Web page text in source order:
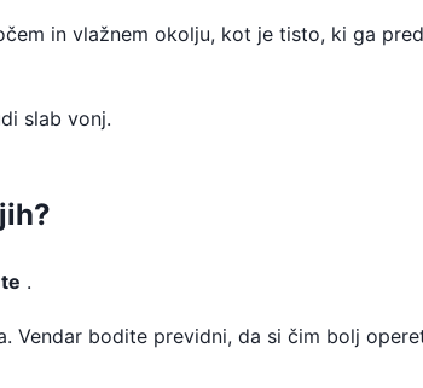
in vlažnem okolju, kot je tisto, ki ga
slab vonj.
.
Vendar bodite previdni, da si čim bolj